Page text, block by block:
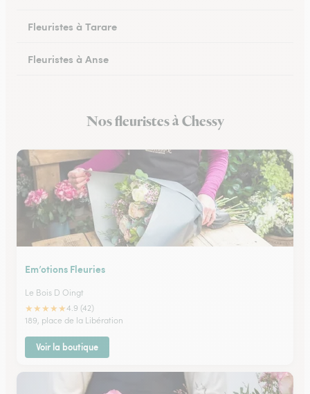
Fleuristes à Tarare
Fleuristes à Anse
Fleuristes à AmplepuisNos fleuristes à Chessy
Em’otions Fleuries
Le Bois D Oingt
★★★★★4.9 (42)
189, place de la Libération
Voir la boutique